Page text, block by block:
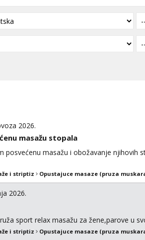
2026.
masažu stopala
posvećenu masažu i obožavanje njihovih
i striptiz Opustajuce masaze (pruza
2026.
sport relax masažu za žene,parove u
i striptiz Opustajuce masaze (pruza